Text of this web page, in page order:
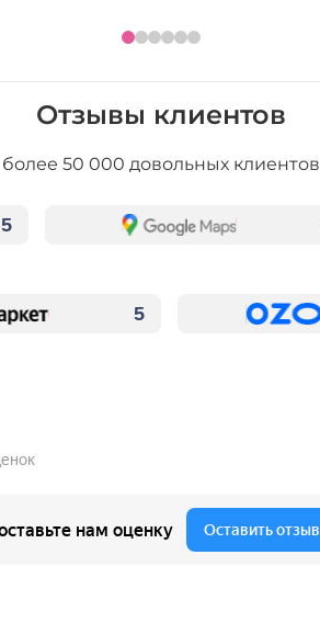
Отзывы клиентов
более 50 000 довольных клиентов
5
5